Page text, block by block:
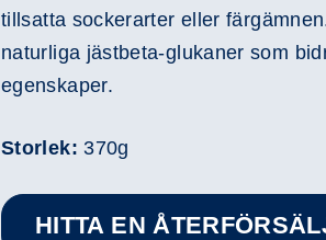
tillsatta sockerarter eller
naturliga jästbeta-glukaner som
egenskaper.
Storlek: 370g
HITTA EN